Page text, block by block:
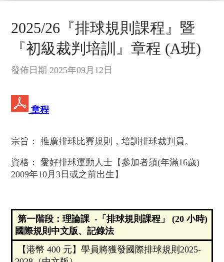
2025/26『排球規則課程』暨
『初級裁判培訓』章程 (A班)
發佈日期 2025年09月12日
章程
宗旨： 推廣排球比賽規則，培訓排球裁判員。
資格： 愛好排球運動人士【參加者須(年滿16歲)
2009年10月3日或之前出生】
第一階段：理論課 -「排球規則課程」 (20 小時)
國際規則中文版、記錄法
【港幣 400 元】學員將獲發國際排球規則2025-